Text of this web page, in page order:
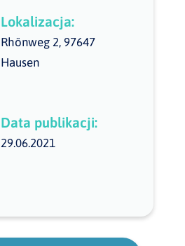
Lokalizacja:
Rhönweg 2, 97647
Hausen
Data publikacji:
29.06.2021